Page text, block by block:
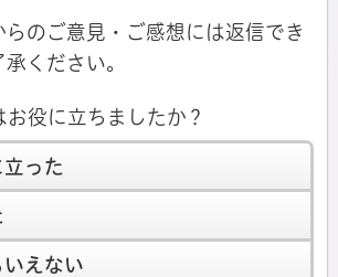
らのご意見・ご感想には返信でき
ください。
役に立ちましたか？
った
いえない